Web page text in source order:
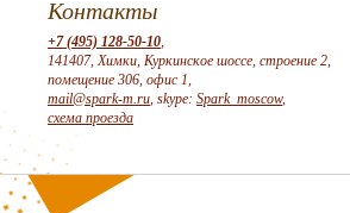
Контакты
+7 (495) 128-50-10,
141407, Химки, Куркинское шоссе, строение 2,
помещение 306, офис 1,
mail@spark-m.ru, skype: Spark_moscow,
схема проезда